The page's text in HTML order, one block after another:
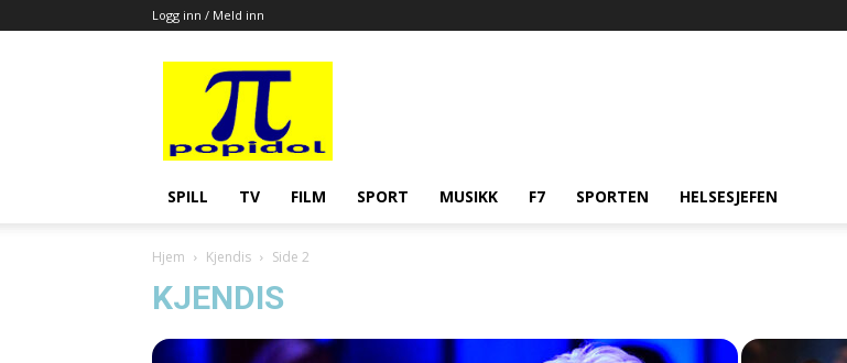
Logg inn / Meld inn
SPILL TV FILM SPORT MUSIKK F7 SPORTEN HELSESJEFEN
Hjem Kjendis Side 2
KJENDIS